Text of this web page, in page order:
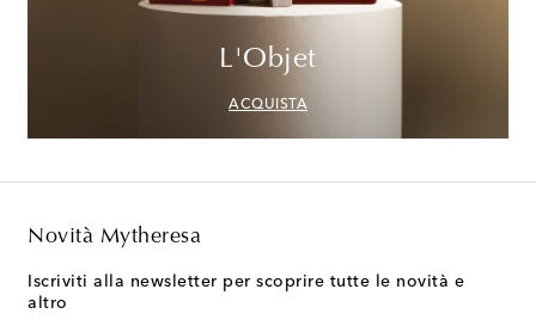
L'Objet
ACQUISTA
Novità Mytheresa
Iscriviti alla newsletter per scoprire tutte le novità e
altro